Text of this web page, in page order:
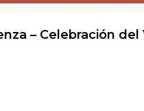
– Celebración